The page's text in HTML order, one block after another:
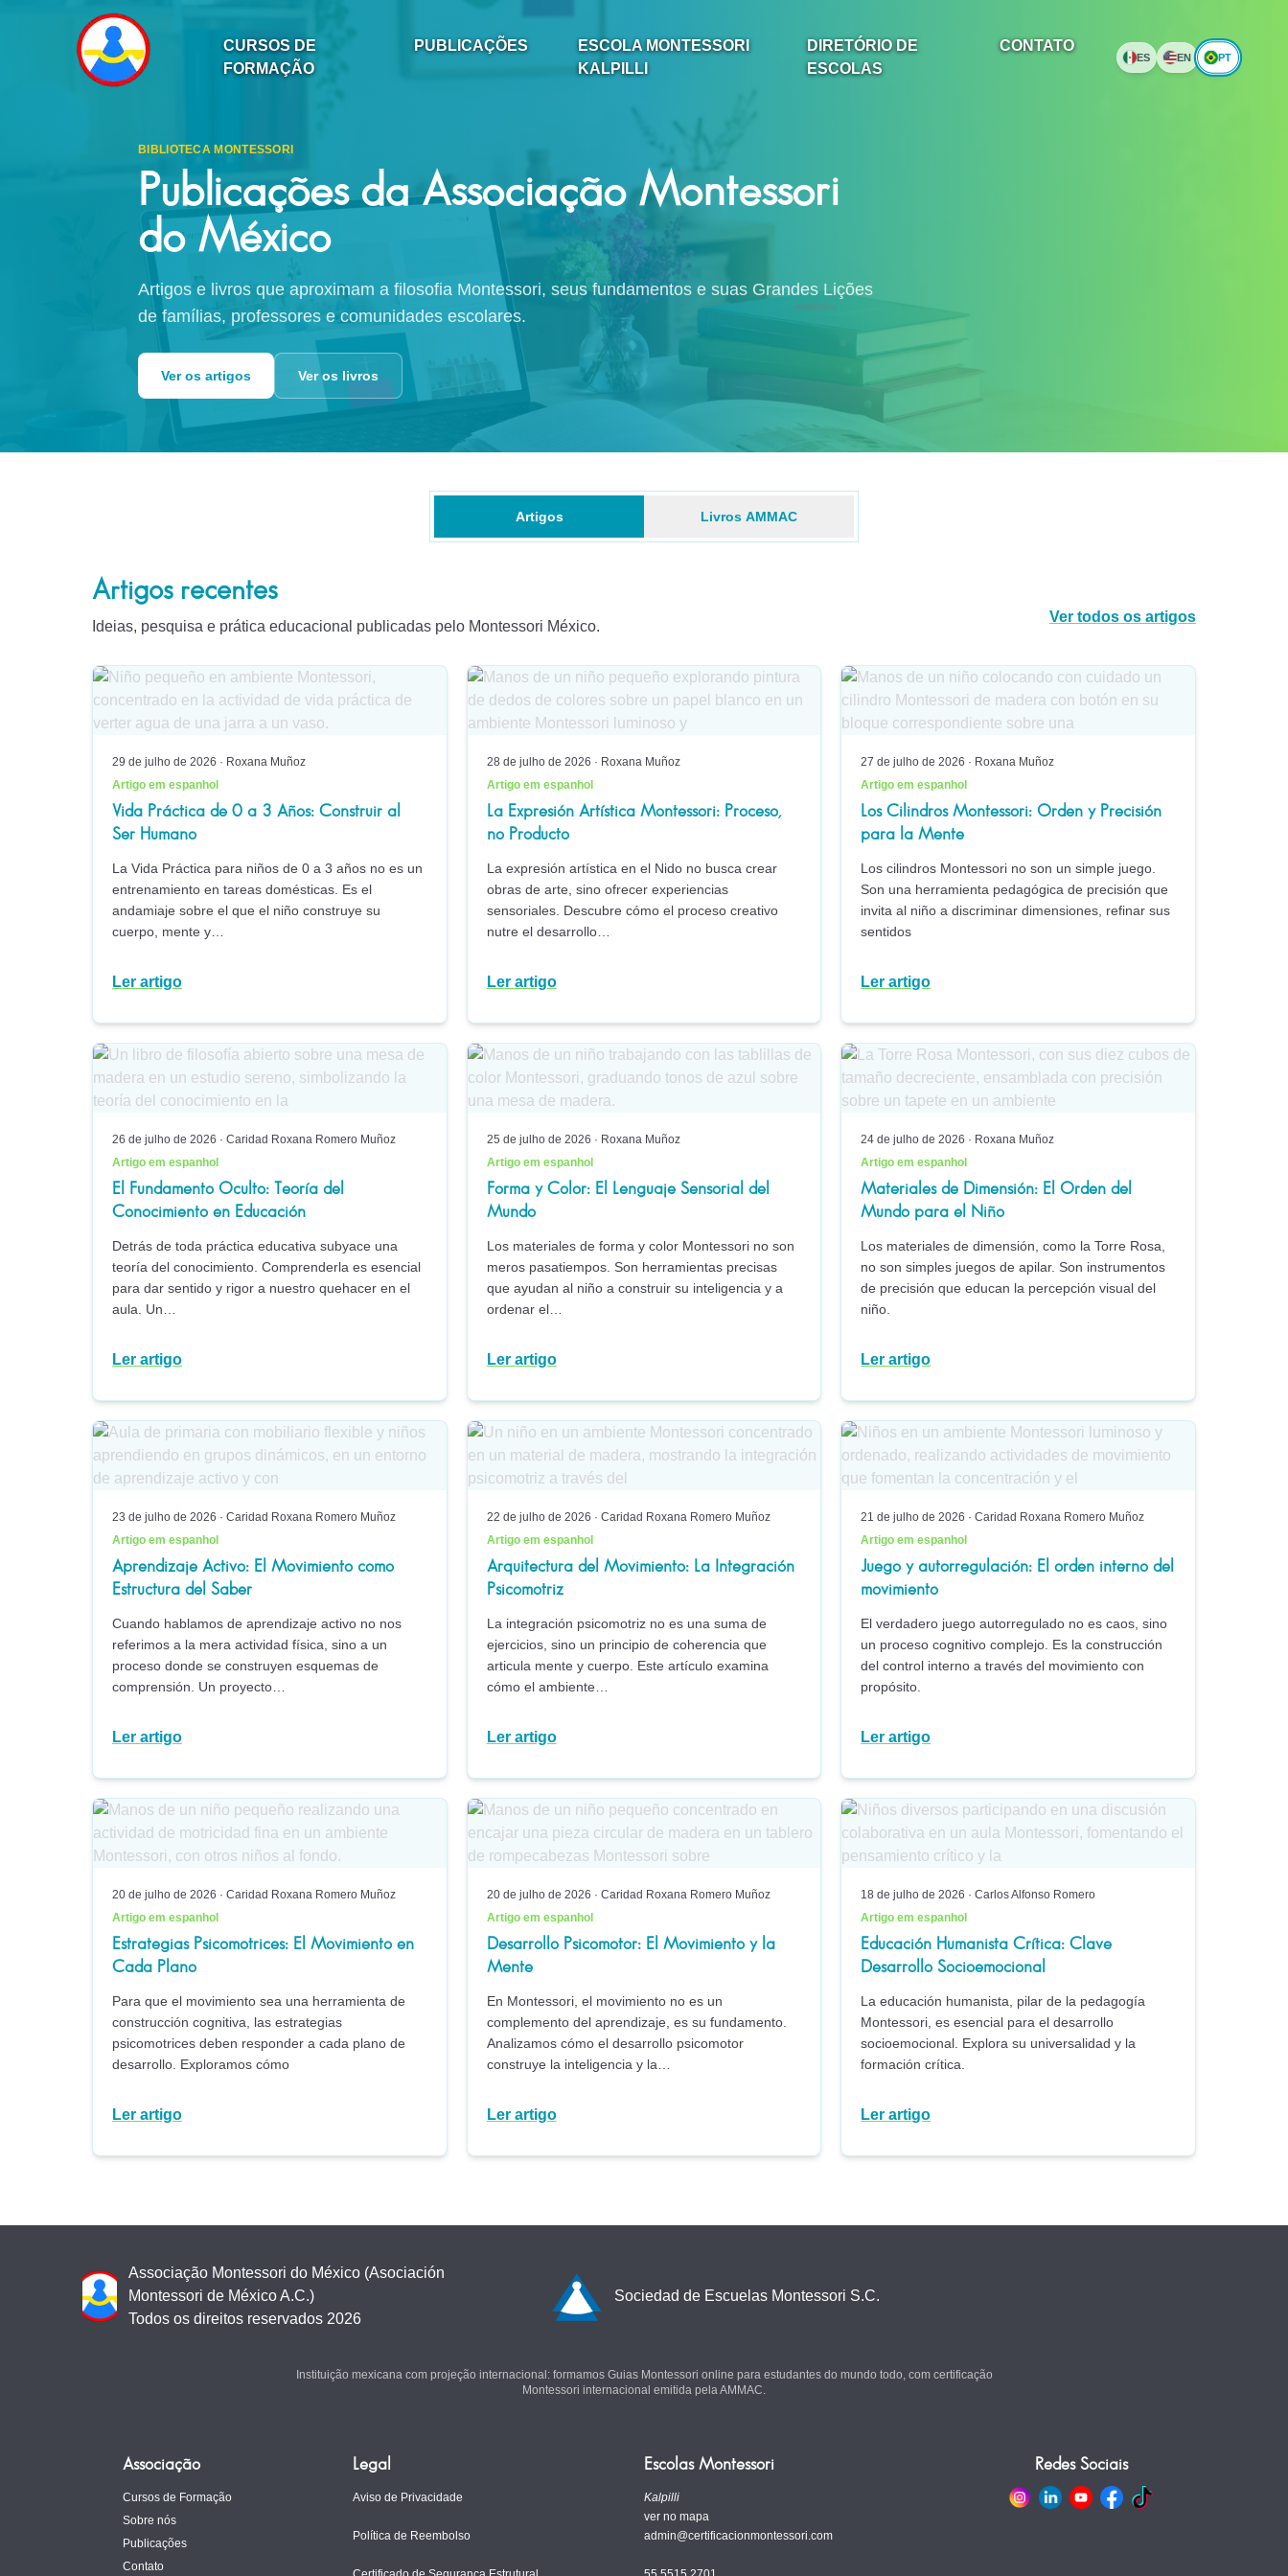
CURSOS DE
FORMAÇÃO
PUBLICAÇÕES
ESCOLA MONTESSORI
KALPILLI
DIRETÓRIO DE
ESCOLAS
CONTATO
ES EN PT
BIBLIOTECA MONTESSORI
Publicações da Associação Montessori
do México
Artigos e livros que aproximam a filosofia Montessori, seus fundamentos e suas Grandes Lições
de famílias, professores e comunidades escolares.
Ver os artigos Ver os livros
Artigos Livros AMMAC
Artigos recentes
Ideias, pesquisa e prática educacional publicadas pelo Montessori México.
Ver todos os artigos
29 de julho de 2026 · Roxana Muñoz
Artigo em espanhol
Vida Práctica de 0 a 3 Años: Construir al
Ser Humano
La Vida Práctica para niños de 0 a 3 años no es un
entrenamiento en tareas domésticas. Es el
andamiaje sobre el que el niño construye su
cuerpo, mente y…
Ler artigo
28 de julho de 2026 · Roxana Muñoz
Artigo em espanhol
La Expresión Artística Montessori: Proceso,
no Producto
La expresión artística en el Nido no busca crear
obras de arte, sino ofrecer experiencias
sensoriales. Descubre cómo el proceso creativo
nutre el desarrollo…
Ler artigo
27 de julho de 2026 · Roxana Muñoz
Artigo em espanhol
Los Cilindros Montessori: Orden y Precisión
para la Mente
Los cilindros Montessori no son un simple juego.
Son una herramienta pedagógica de precisión que
invita al niño a discriminar dimensiones, refinar sus
sentidos
Ler artigo
26 de julho de 2026 · Caridad Roxana Romero Muñoz
Artigo em espanhol
El Fundamento Oculto: Teoría del
Conocimiento en Educación
Detrás de toda práctica educativa subyace una
teoría del conocimiento. Comprenderla es esencial
para dar sentido y rigor a nuestro quehacer en el
aula. Un…
Ler artigo
25 de julho de 2026 · Roxana Muñoz
Artigo em espanhol
Forma y Color: El Lenguaje Sensorial del
Mundo
Los materiales de forma y color Montessori no son
meros pasatiempos. Son herramientas precisas
que ayudan al niño a construir su inteligencia y a
ordenar el…
Ler artigo
24 de julho de 2026 · Roxana Muñoz
Artigo em espanhol
Materiales de Dimensión: El Orden del
Mundo para el Niño
Los materiales de dimensión, como la Torre Rosa,
no son simples juegos de apilar. Son instrumentos
de precisión que educan la percepción visual del
niño.
Ler artigo
23 de julho de 2026 · Caridad Roxana Romero Muñoz
Artigo em espanhol
Aprendizaje Activo: El Movimiento como
Estructura del Saber
Cuando hablamos de aprendizaje activo no nos
referimos a la mera actividad física, sino a un
proceso donde se construyen esquemas de
comprensión. Un proyecto…
Ler artigo
22 de julho de 2026 · Caridad Roxana Romero Muñoz
Artigo em espanhol
Arquitectura del Movimiento: La Integración
Psicomotriz
La integración psicomotriz no es una suma de
ejercicios, sino un principio de coherencia que
articula mente y cuerpo. Este artículo examina
cómo el ambiente…
Ler artigo
21 de julho de 2026 ·Caridad Roxana Romero Muñoz
Artigo em espanhol
Juego y autorregulación: El orden interno del
movimiento
El verdadero juego autorregulado no es caos, sino
un proceso cognitivo complejo. Es la construcción
del control interno a través del movimiento con
propósito.
Ler artigo
20 de julho de 2026 · Caridad Roxana Romero Muñoz
Artigo em espanhol
Estrategias Psicomotrices: El Movimiento en
Cada Plano
Para que el movimiento sea una herramienta de
construcción cognitiva, las estrategias
psicomotrices deben responder a cada plano de
desarrollo. Exploramos cómo
Ler artigo
20 de julho de 2026 · Caridad Roxana Romero Muñoz
Artigo em espanhol
Desarrollo Psicomotor: El Movimiento y la
Mente
En Montessori, el movimiento no es un
complemento del aprendizaje, es su fundamento.
Analizamos cómo el desarrollo psicomotor
construye la inteligencia y la…
Ler artigo
18 de julho de 2026 ·Carlos Alfonso Romero
Artigo em espanhol
Educación Humanista Crítica: Clave
Desarrollo Socioemocional
La educación humanista, pilar de la pedagogía
Montessori, es esencial para el desarrollo
socioemocional. Explora su universalidad y la
formación crítica.
Ler artigo
Associação Montessori do México (Asociación
Montessori de México A.C.)
Todos os direitos reservados 2026
Sociedad de Escuelas Montessori S.C.
Instituição mexicana com projeção internacional: formamos Guias Montessori online para estudantes do mundo todo, com certificação
Montessori internacional emitida pela AMMAC.
Associação
Cursos de Formação
Sobre nós
Publicações
Contato
Legal
Aviso de Privacidade
Política de Reembolso
Escolas Montessori
Kalpilli
ver no mapa
admin@certificacionmontessori.com
Redes Sociais